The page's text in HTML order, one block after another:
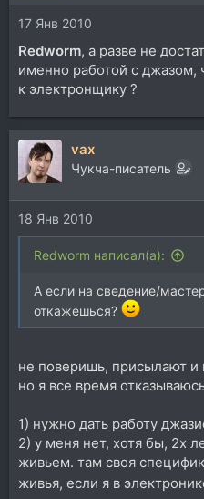
17 Янв 2010
Redworm, а разве не
именно работой с джазом,
к электронщику ?
vax
Чукча-писатель
18 Янв 2010
Redworm написал(а):
А если на сведение/
откажешься?
не поверишь, присылают и
но я все время
1) нужно дать работу
2) у меня нет, хотя бы, 2х
живьем. там своя
живья, если я в